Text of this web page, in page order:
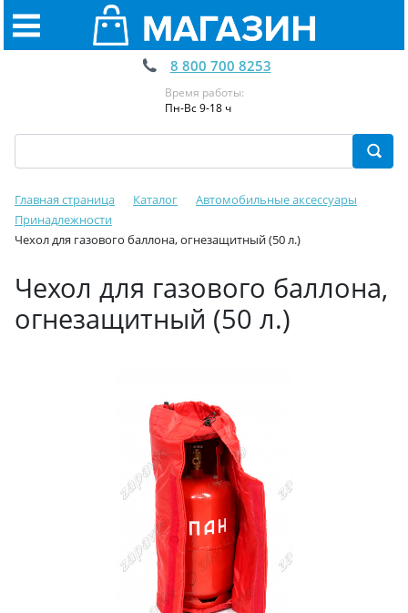
8 800 700 8253
Время работы:
Пн-Вс 9-18 ч
Главная страница Каталог
Автомобильные аксессуары
Принадлежности
Чехол для газового баллона, огнезащитный (50 л.)
Чехол для газового баллона,
огнезащитный (50 л.)